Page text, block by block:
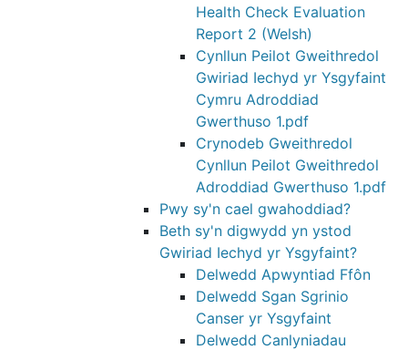
Health Check Evaluation
Report 2 (Welsh)
Cynllun Peilot Gweithredol
Gwiriad Iechyd yr Ysgyfaint
Cymru Adroddiad
Gwerthuso 1.pdf
Crynodeb Gweithredol
Cynllun Peilot Gweithredol
Adroddiad Gwerthuso 1.pdf
Pwy sy'n cael gwahoddiad?
Beth sy'n digwydd yn ystod
Gwiriad Iechyd yr Ysgyfaint?
Delwedd Apwyntiad Ffôn
Delwedd Sgan Sgrinio
Canser yr Ysgyfaint
Delwedd Canlyniadau